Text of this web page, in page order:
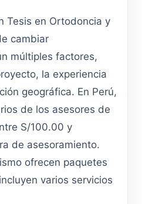
Tesis en Ortodoncia y
cambiar
múltiples factores,
la experiencia
geográfica. En Perú,
de los asesores de
S/100.00 y
de asesoramiento.
ofrecen paquetes
varios servicios